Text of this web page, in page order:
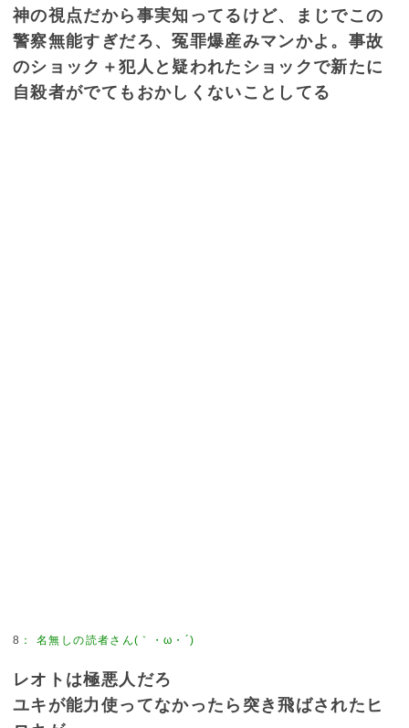
神の視点だから事実知ってるけど、まじでこの
警察無能すぎだろ、冤罪爆産みマンかよ。事故
のショック＋犯人と疑われたショックで新たに
自殺者がでてもおかしくないことしてる
8 ：名無しの読者さん(｀・ω・´)
レオトは極悪人だろ
ユキが能力使ってなかったら突き飛ばされたヒ